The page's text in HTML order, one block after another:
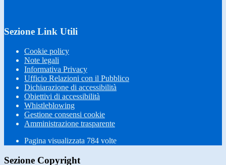
Sezione Link Utili
Cookie policy
Note legali
Informativa Privacy
Ufficio Relazioni con il Pubblico
Dichiarazione di accessibilità
Obiettivi di accessibilità
Whistleblowing
Gestione consensi cookie
Amministrazione trasparente
Pagina visualizzata 784 volte
Sezione Copyright